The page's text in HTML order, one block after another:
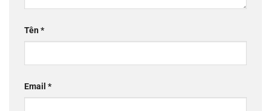
Tên*
Email *